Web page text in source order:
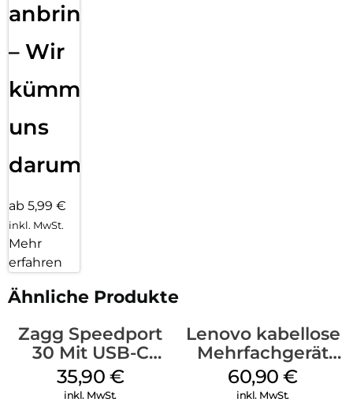
anbringen
– Wir
kümmern
uns
darum!
ab 5,99 €
inkl. MwSt.
Mehr
erfahren
Ähnliche Produkte
Zagg Speedport
30 Mit USB-C
Kabel Weiß
35,90 €
inkl. MwSt.
Lenovo kabellose
Mehrfachgerät
Luna Grey
60,90€
inkl. MwSt.